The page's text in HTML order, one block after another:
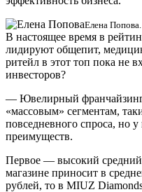
Елена
В настоящее время в
лидируют общепит,
ритейл в этот топ пока не
инвесторов?
― Ювелирный франчайзинг
«массовым» сегментам,
повседневного спроса, но у
преимуществ.
Первое — высокий
магазине приносит в
рублей, то в MIUZ